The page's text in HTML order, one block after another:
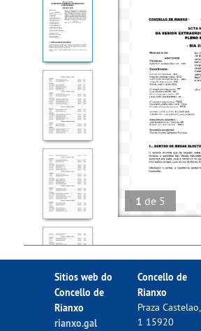
1 de 5
Sitios web do
Concello de
Rianxo
rianxo.gal
Concello de
Rianxo
Praza Castelao,
1 15920